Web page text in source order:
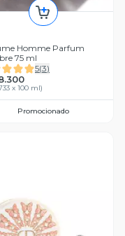
Homme Parfum
75 ml
5(3)
x 100 ml)
Promocionado